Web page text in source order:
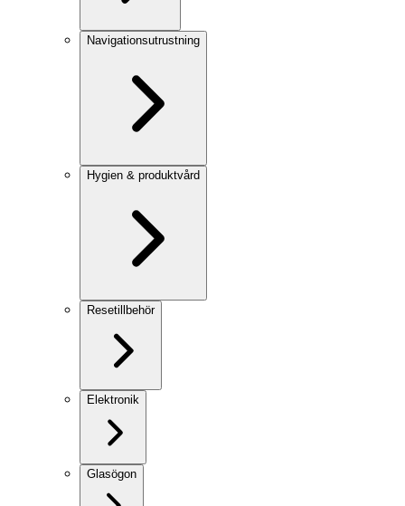
Navigationsutrustning
Hygien & produktvård
Resetillbehör
Elektronik
Glasögon